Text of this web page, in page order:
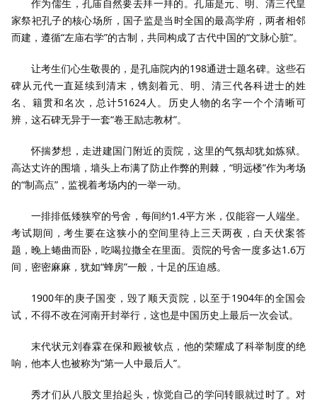
作为儒生，孔庙自然要去拜一拜的。孔庙是元、明、清三代皇
家祭祀孔子的核心场所，国子监是当时全国的最高学府，两者相邻
而建，遵循“左庙右学”的古制，共同构成了古代中国的“文脉心脏”。
让考生们心生敬畏的，是孔庙院内的198通进士题名碑。这些石
碑从元代一直延续到清末，镌刻着元、明、清三代各科进士的姓
名、籍贯和名次，总计51624人。历史人物的名字一个个清晰可
辨，这石碑无异于一套“卷王励志教材”。
怀揣梦想，走进建国门附近的贡院，这里的气氛却犹如炼狱。
高达丈许的围墙，墙头上布满了防止作弊的荆棘，“明远楼”作为考场
的“制高点”，监视着考场内的一举一动。
一排排低矮狭窄的号舍，每间约1.4平方米，仅能容一人端坐。
考试期间，考生要在这狭小的空间里待上三天两夜，白天伏案答
题，晚上蜷曲而卧，吃喝拉撒全在里面。贡院的号舍一度多达1.6万
间，密密麻麻，犹如“蜂房”一般，十足的压迫感。
1900年的庚子国变，毁了顺天贡院，以至于1904年的全国会
试，不得不改在河南开封举行，这也是中国历史上最后一次会试。
末代状元刘春霖在保和殿被钦点，他的荣耀成了科举制度的绝
响，他本人也被称为“第一人中最后人”。
秀才们从八股文里抬起头，惊觉自己的学问转眼就过时了。对